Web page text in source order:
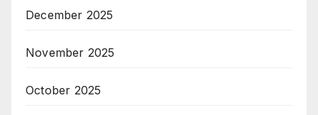
December 2025
November 2025
October 2025